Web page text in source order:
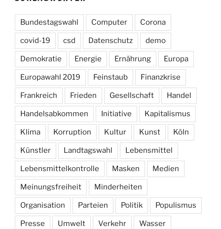
Bundestagswahl Computer Corona
covid-19 csd Datenschutz demo
Demokratie Energie Ernährung Europa
Europawahl 2019 Feinstaub Finanzkrise
Frankreich Frieden Gesellschaft Handel
Handelsabkommen Initiative Kapitalismus
Klima Korruption Kultur Kunst Köln
Künstler Landtagswahl Lebensmittel
Lebensmittelkontrolle Masken Medien
Meinungsfreiheit Minderheiten
Organisation Parteien Politik Populismus
Presse Umwelt Verkehr Wasser